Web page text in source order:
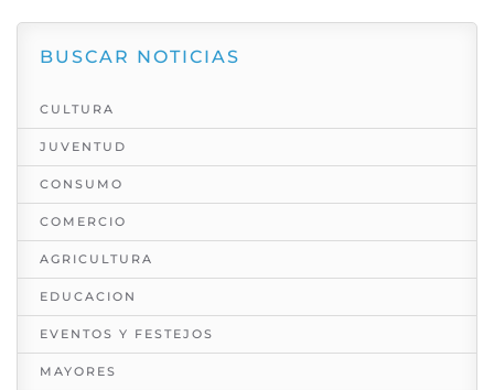
BUSCAR NOTICIAS
CULTURA
JUVENTUD
CONSUMO
COMERCIO
AGRICULTURA
EDUCACION
EVENTOS Y FESTEJOS
MAYORES